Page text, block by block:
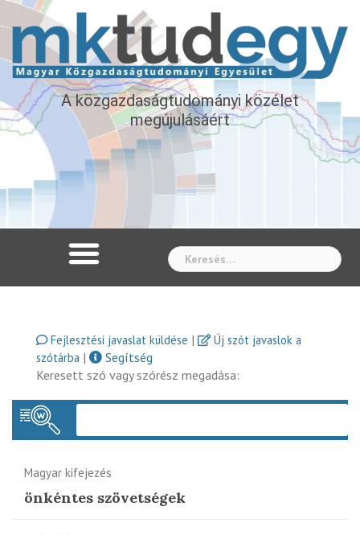
A közgazdaságtudományi közélet
megújulásáért
Fejlesztési javaslat küldése |
Új szót javaslok a
szótárba |
Segítség
Keresett szó vagy szórész megadása:
Magyar kifejezés
önkéntes szövetségek